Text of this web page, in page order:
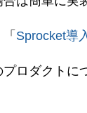
LINE活用
ビジョン・ミッシ
ロゴマーク
Sprocket導
ロダクトに